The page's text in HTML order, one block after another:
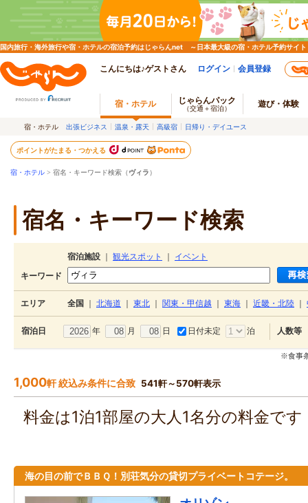
国内旅行・海外旅行や宿・ホテルの宿泊予約はじゃらんnet ～日本最大級の宿・ホテル予約サイト
こんにちは♪ゲストさん ログイン 会員登録
宿・ホテル じゃらんパック
（交通＋宿泊） 遊び・体験
宿・ホテル 出張ビジネス 温泉・露天 高級宿 日帰り・デイユース
ポイントがたまる・つかえる
宿・ホテル > 宿名・キーワード検索（ヴィラ）
宿名・キーワード検索
宿泊施設 観光スポット
イベント
キーワード
エリア 全国 北海道 東北 関東・甲信越 東海 近畿・北陸
宿泊日 年 月 日 日付未定 泊 人数等
※食事
1,000軒 絞込み条件に合致 541軒～570軒表示
料金は1泊1部屋の大人1名分の料金で
海の目の前でＢＢＱ！別荘気分の貸切プライベートコテージ。